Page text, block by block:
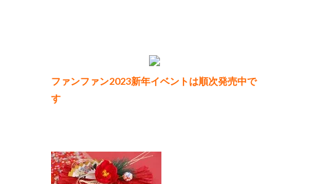
ファンファン2023新年イベントは順次発売中で
す